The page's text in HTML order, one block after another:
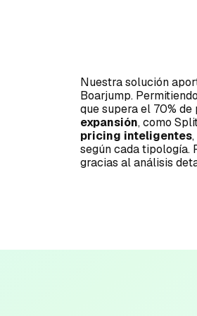
Nuestra solución
Boarjump. Permitiendo
que supera el 70% de
expansión, como
pricing inteligentes
según cada tipología.
gracias al análisis